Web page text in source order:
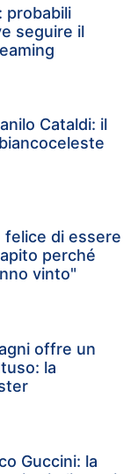
probabili
seguire il
Cataldi: il
felice di essere
perché
vinto"
offre un
la
Guccini: la